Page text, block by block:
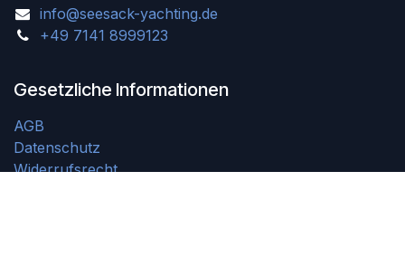
info@seesack-yachting.de
+49 7141 8999123
Gesetzliche Informationen
AGB
Datenschutz
Widerrufsrecht